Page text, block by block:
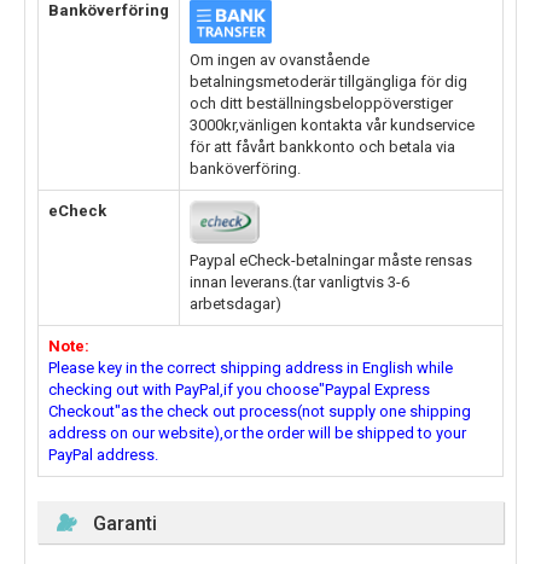
Banköverföring
Om ingen av ovanstående
betalningsmetoderär tillgängliga för dig
och ditt beställningsbeloppöverstiger
3000kr,vänligen kontakta vår kundservice
för att fåvårt bankkonto och betala via
banköverföring.
eCheck
Paypal eCheck-betalningar måste rensas
innan leverans.(tar vanligtvis 3-6
arbetsdagar)
Note:
Please key in the correct shipping address in English while
checking out with PayPal,if you choose"Paypal Express
Checkout"as the check out process(not supply one shipping
address on our website),or the order will be shipped to your
PayPal address.
Garanti